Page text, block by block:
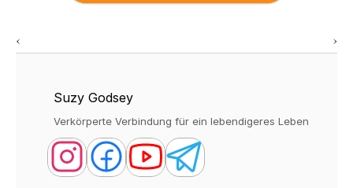
‹ ›
Suzy Godsey
Verkörperte Verbindung für ein lebendigeres Leben